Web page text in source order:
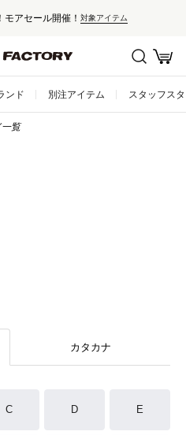
アセール開催！ 対象アイテム
ンド 別注アイテム スタッフス
一覧
カタカナ
C D E